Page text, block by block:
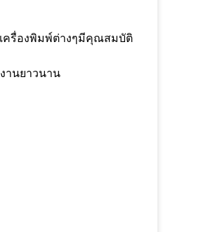
ครื่องพิมพ์ต่างๆมีคุณสมบัติ
านยาวนาน